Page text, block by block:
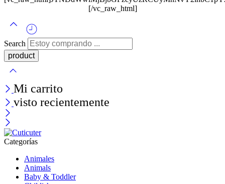
[/vc_raw_html]
Search
Mi carrito
visto recientemente
Categorías
Animales
Animals
Baby & Toddler